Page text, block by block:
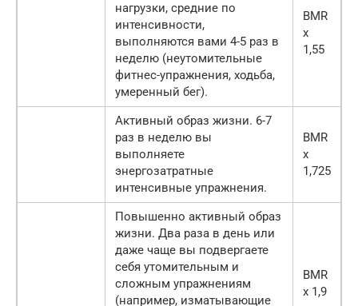
нагрузки, средние по
интенсивности,
выполняются вами 4-5 раз в
неделю (неутомительные
фитнес-упражнения, ходьба,
умеренный бег).
BMR
х
1,55
Активный образ жизни. 6-7
раз в неделю вы
выполняете
энергозатратные
интенсивные упражнения.
BMR
х
1,725
Повышенно активный образ
жизни. Два раза в день или
даже чаще вы подвергаете
себя утомительным и
сложным упражнениям
(например, изматывающие
BMR
х 1,9